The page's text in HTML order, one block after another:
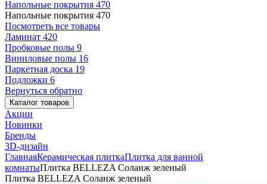
Напольные покрытия 470
Напольные покрытия 470
Посмотреть все товары
Ламинат 420
Пробковые полы 9
Виниловые полы 16
Паркетная доска 19
Подложки 6
Вернуться обратно
Каталог товаров
Акции
Новинки
Бренды
3D-дизайн
ГлавнаяКерамическая плиткаПлитка для ванной
комнатыПлитка BELLEZA Соланж зеленый
Плитка BELLEZA Соланж зеленый